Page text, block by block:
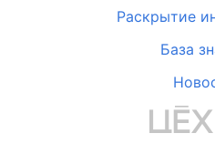
Раскрытие
База